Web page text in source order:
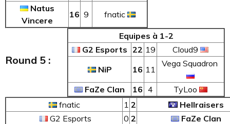
Natus
Vincere
16 9 fnatic
Equipes à 1-2
G2 Esports 22 19
Cloud9
NiP
16 11
Vega Squadron
FaZe Clan 16 4 TyLoo
Round 5 :
fnatic 1 2
Hellraisers
G2 Esports
0 2
FaZe Clan